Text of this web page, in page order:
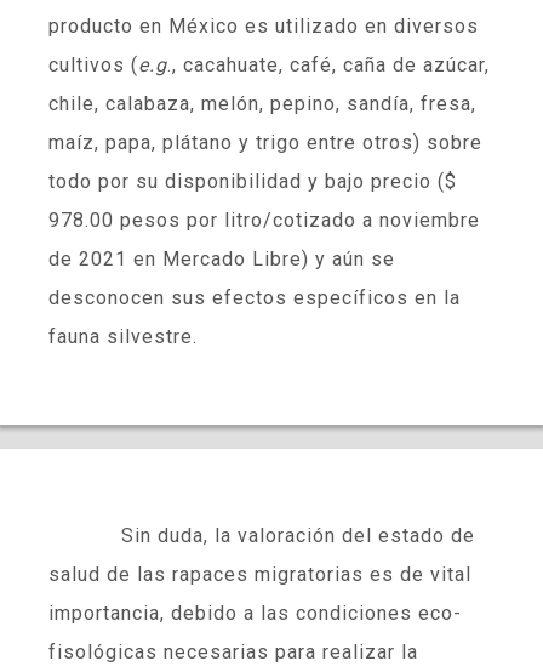
producto en México es utilizado en diversos
cultivos (e.g., cacahuate, café, caña de azúcar,
chile, calabaza, melón, pepino, sandía, fresa,
maíz, papa, plátano y trigo entre otros) sobre
todo por su disponibilidad y bajo precio ($
978.00 pesos por litro/cotizado a noviembre
de 2021 en Mercado Libre) y aún se
desconocen sus efectos específicos en la
fauna silvestre.
Sin duda, la valoración del estado de
salud de las rapaces migratorias es de vital
importancia, debido a las condiciones eco-
fisológicas necesarias para realizar la